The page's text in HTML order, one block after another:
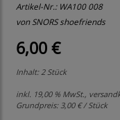
Artikel-Nr.: WA100 008
von SNORS shoefriends
6,00 €
Inhalt: 2 Stück
inkl. 19,00 % MwSt.,
Grundpreis:3,00 € / Stück